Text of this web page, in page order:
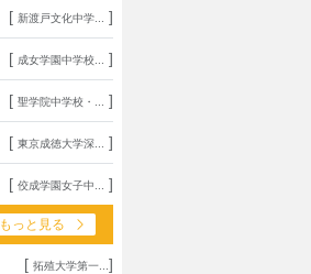
[ 新渡戸文化中学... ]
[ 成女学園中学校... ]
[ 聖学院中学校・... ]
[ 東京成徳大学深... ]
[ 佼成学園女子中... ]
もっと見る
[ 拓殖大学第一... ]